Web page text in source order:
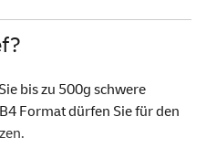
bis zu 500g schwere
Format dürfen Sie für den